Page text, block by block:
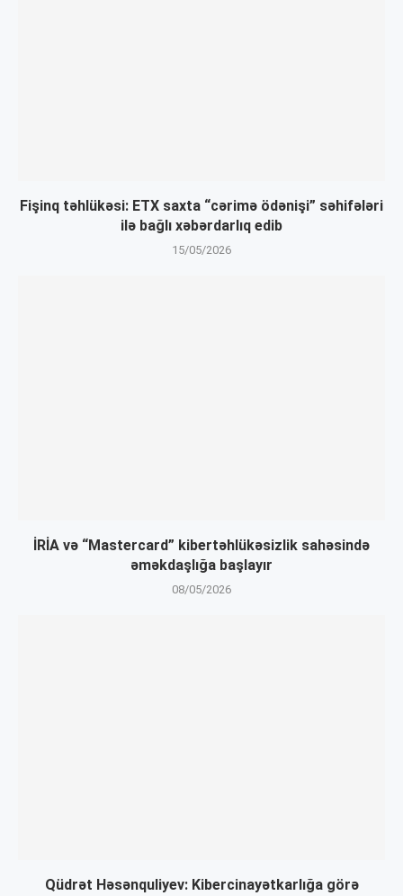
Fişinq təhlükəsi: ETX saxta “cərimə ödənişi” səhifələri
ilə bağlı xəbərdarlıq edib
15/05/2026
İRİA və “Mastercard” kibertəhlükəsizlik sahəsində
əməkdaşlığa başlayır
08/05/2026
Qüdrət Həsənquliyev: Kibercinayətkarlığa görə